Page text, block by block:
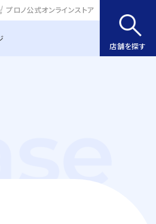
プロノ公式オンラインストア
店舗を探す